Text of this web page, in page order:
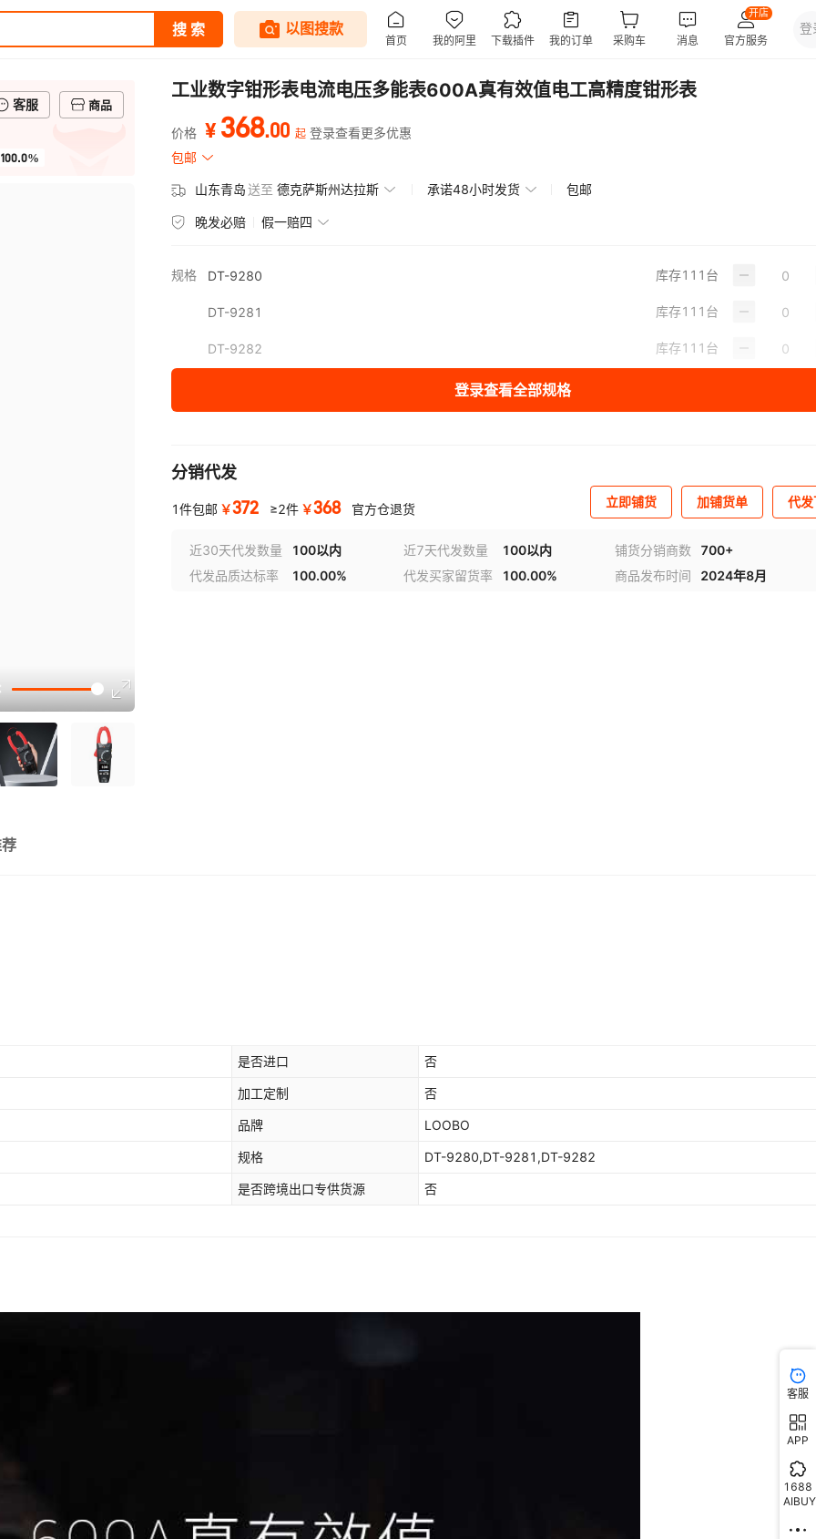
客服 商品
100.0%
工业数字钳形表电流电压多能表600A真有效值电工高精度钳形表
价格 ¥ 368.00 起 登录查看更多优惠
包邮
山东青岛送至 德克萨斯州达拉斯 承诺48小时发货 包邮
晚发必赔 假一赔四
规格 DT-9280 库存111 台
DT-9281 库存111 台
DT-9282 库存111 台
登录查看全部规格
分销代发
1件包邮 ￥372 ≥2件 ￥368 官方仓退货 立即铺货 加铺货单 代
近30天代发数量 100以内 近7天代发数量 100以内 铺货分销商数
700+
代发品质达标率
100.00% 代发买家留货率 100.00% 商品发布时间 2024年8月
是否进口 否
加工定制 否
品牌 LOOBO
规格 DT-9280,DT-9281,DT-9282
是否跨境出口专供货源 否
客服
APP
1688
AIBUY